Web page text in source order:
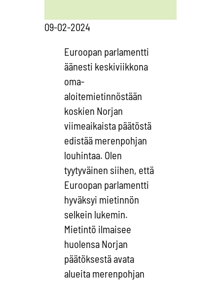
09-02-2024
Euroopan parlamentti
äänesti keskiviikkona
oma-
aloitemietinnöstään
koskien Norjan
viimeaikaista päätöstä
edistää merenpohjan
louhintaa. Olen
tyytyväinen siihen, että
Euroopan parlamentti
hyväksyi mietinnön
selkein lukemin.
Mietintö ilmaisee
huolensa Norjan
päätöksestä avata
alueita merenpohjan